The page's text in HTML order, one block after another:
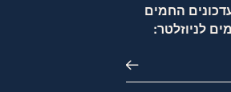
החמים
לניוזלטר: